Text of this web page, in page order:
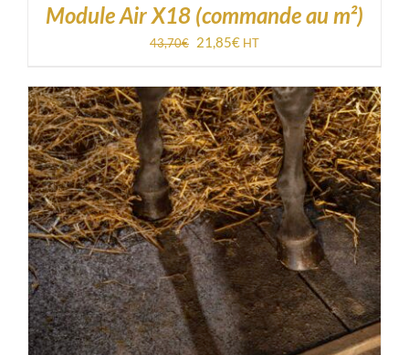
Module Air X18 (commande au m²)
43,70€ Le
était :
43,70€.
21,85€Le
est :
21,85€.
HT